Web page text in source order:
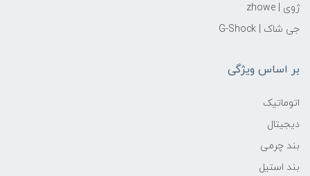
ژوی | zhowe
جی شاک | G-Shock
بر اساس ویژگی
اتوماتیک
دیجیتال
بند چرمی
بند استیل